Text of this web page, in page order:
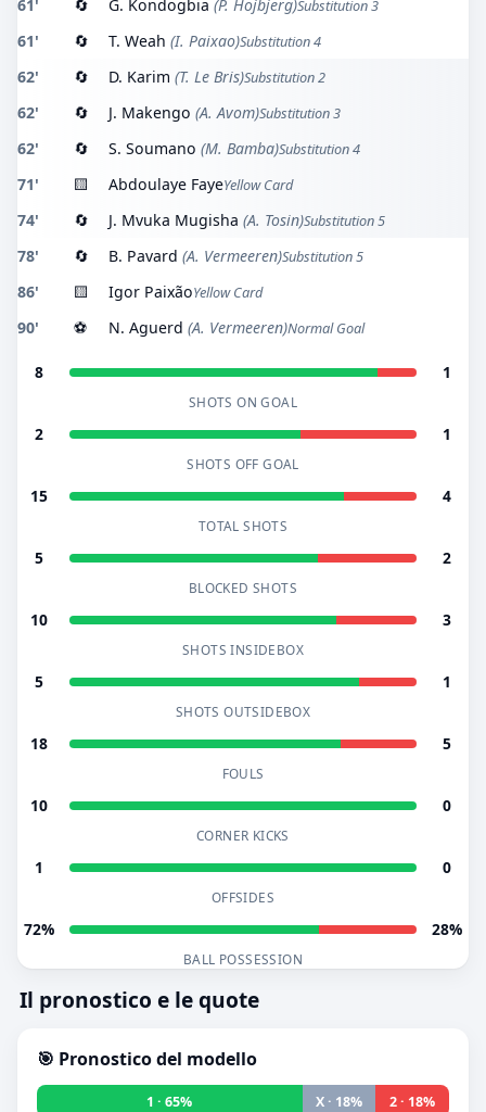
61' 🔄 G. Kondogbia (P. Hojbjerg)Substitution 3
61' 🔄 T. Weah (I. Paixao)Substitution 4
62' 🔄 D. Karim (T. Le Bris)Substitution 2
62' 🔄 J. Makengo (A. Avom)Substitution 3
62' 🔄 S. Soumano (M. Bamba)Substitution 4
71' 🟨 Abdoulaye FayeYellow Card
74' 🔄 J. Mvuka Mugisha (A. Tosin)Substitution 5
78' 🔄 B. Pavard (A. Vermeeren)Substitution 5
86' 🟨 Igor PaixãoYellow Card
90' ⚽ N. Aguerd (A. Vermeeren)Normal Goal
8 1
SHOTS ON GOAL
2 1
SHOTS OFF GOAL
15 4
TOTAL SHOTS
5 2
BLOCKED SHOTS
10 3
SHOTS INSIDEBOX
5 1
SHOTS OUTSIDEBOX
18 5
FOULS
10 0
CORNER KICKS
1 0
OFFSIDES
72% 28%
BALL POSSESSION
Il pronostico e le quote
🎯 Pronostico del modello
1 · 65% X · 18% 2 · 18%